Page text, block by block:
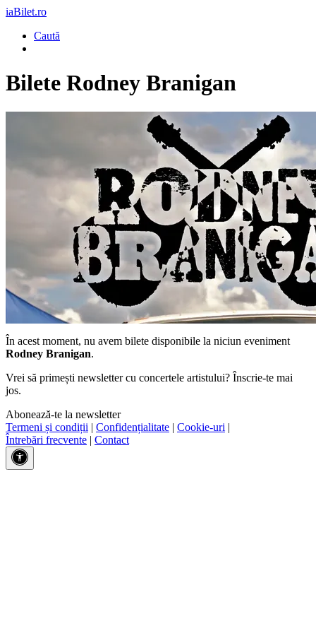
iaBilet.ro
Caută
Bilete Rodney Branigan
În acest moment, nu avem bilete disponibile la niciun eveniment
Rodney Branigan.
Vrei să primești newsletter cu concertele artistului? Înscrie-te mai
jos.
Abonează-te la newsletter
Termeni și condiții | Confidențialitate | Cookie-uri |
Întrebări frecvente | Contact